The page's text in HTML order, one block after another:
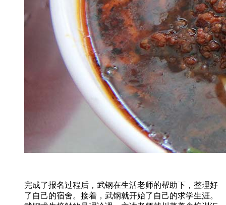
完成了报名过程后，武钢在生活老师的帮助下，整理好
了自己的宿舍。接着，武钢就开始了自己的求学生涯。